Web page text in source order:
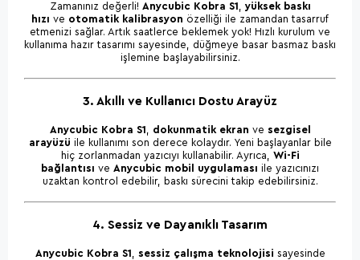
Zamanınız değerli! Anycubic Kobra S1
yüksek baskı
hızı ve otomatik kalibrasyon özelliği ile zamandan tasarruf
etmenizi sağlar. Artık saatlerce beklemek yok! Hızlı kurulum ve
kullanıma hazır tasarımı sayesinde, düğmeye basar basmaz baskı
işlemine başlayabilirsiniz.
3. Akıllı ve Kullanıcı Dostu Arayüz
Anycubic Kobra S1 dokunmatik ekran ve sezgisel
arayüzü ile kullanımı son derece kolaydır. Yeni başlayanlar bile
hiç zorlanmadan yazıcıyı kullanabilir. Ayrıca, Wi-Fi
bağlantısı ve Anycubic mobil uygulaması ile yazıcınızı
uzaktan kontrol edebilir, baskı sürecini takip edebilirsiniz.
4. Sessiz ve Dayanıklı Tasarım
Anycubic Kobra S1 sessiz çalışma teknolojisi sayesinde